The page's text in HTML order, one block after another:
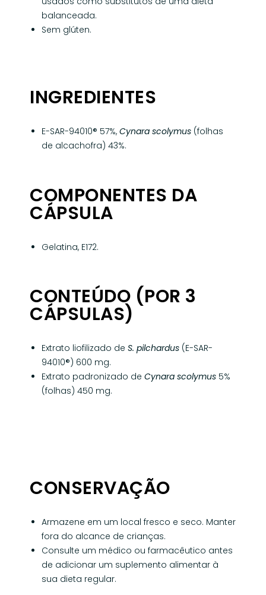
balanceada.
Sem glúten.
INGREDIENTES
E-SAR-94010® 57%, Cynara scolymus (folhas
de alcachofra) 43%.
COMPONENTES DA
CÁPSULA
Gelatina, E172.
CONTEÚDO (POR 3
CÁPSULAS)
Extrato liofilizado de S. pilchardus (E-SAR-
94010®) 600 mg.
Extrato padronizado de Cynara scolymus 5%
(folhas) 450 mg.
CONSERVAÇÃO
Armazene em um local fresco e seco. Manter
fora do alcance de crianças.
Consulte um médico ou farmacêutico antes
de adicionar um suplemento alimentar à
sua dieta regular.